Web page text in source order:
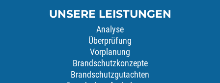
UNSERE LEISTUNGEN
Analyse
Überprüfung
Vorplanung
Brandschutzkonzepte
Brandschutzgutachten